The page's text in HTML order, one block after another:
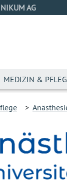
AG
MEDIZIN &
>